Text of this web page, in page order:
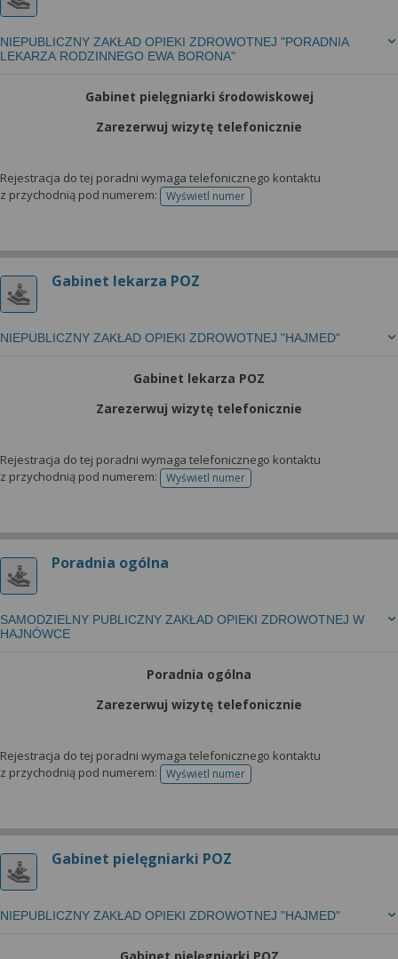
NIEPUBLICZNY ZAKŁAD OPIEKI ZDROWOTNEJ "PORADNIA
LEKARZA RODZINNEGO EWA BORONA"
Gabinet pielęgniarki środowiskowej
Zarezerwuj wizytę telefonicznie
Rejestracja do tej poradni wymaga telefonicznego kontaktu
z przychodnią pod numerem:
Wyświetl numertelefonu do rejestracji
Gabinet lekarza POZ
NIEPUBLICZNY ZAKŁAD OPIEKI ZDROWOTNEJ "HAJMED"
Gabinet lekarza POZ
Zarezerwuj wizytę telefonicznie
Rejestracja do tej poradni wymaga telefonicznego kontaktu
z przychodnią pod numerem:
Wyświetl numertelefonu do rejestracji
Poradnia ogólna
SAMODZIELNY PUBLICZNY ZAKŁAD OPIEKI ZDROWOTNEJ W
HAJNÓWCE
Poradnia ogólna
Zarezerwuj wizytę telefonicznie
Rejestracja do tej poradni wymaga telefonicznego kontaktu
z przychodnią pod numerem:
Wyświetl numertelefonu do rejestracji
Gabinet pielęgniarki POZ
NIEPUBLICZNY ZAKŁAD OPIEKI ZDROWOTNEJ "HAJMED"